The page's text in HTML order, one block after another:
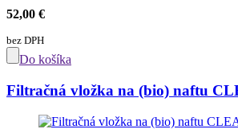
52,00 €
bez DPH
Do košíka
Filtračná vložka na (bio) naftu